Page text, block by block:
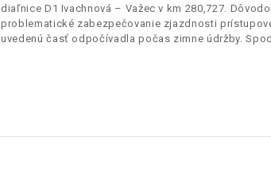
diaľnice D1 Ivachnová – Važec v km 280,727.
problematické zabezpečovanie zjazdnosti
uvedenú časť odpočívadla počas zimne údržby.